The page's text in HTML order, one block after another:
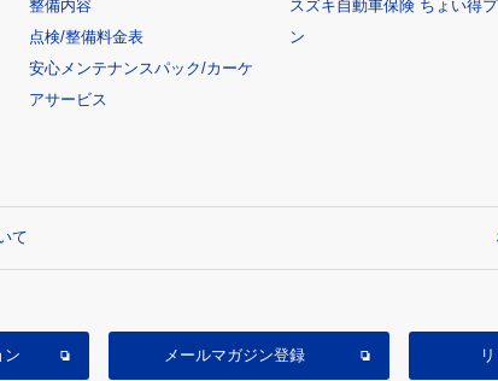
整備内容
点検/整備料金表
安心メンテナンスパック/カーケ
アサービス
スズキ自動車保険 ちょい得
ン
て
ン メールマガジン登録